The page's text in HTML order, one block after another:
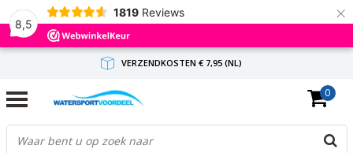
8,5
1819 Reviews ×
VERZENDKOSTEN € 7,95 (NL)
GRATIS VERZENDING(NL) VANAF € 65,-
BINNEN 1-3 WERKDAGEN ANTWOORD
0